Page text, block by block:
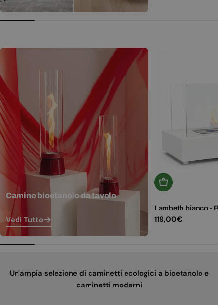
Camino bioetanolo da tavolo
Vedi Tutto
Aggiungi Al
Lambeth bianco -
Prezzo
119,00€
Un'ampia selezione di caminetti ecologici a bioetanolo e
caminetti moderni